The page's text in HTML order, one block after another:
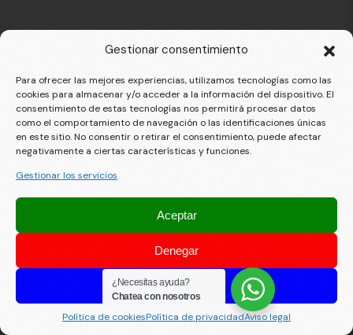
Gestionar consentimiento
Para ofrecer las mejores experiencias, utilizamos tecnologías como las
cookies para almacenar y/o acceder a la información del dispositivo. El
consentimiento de estas tecnologías nos permitirá procesar datos
como el comportamiento de navegación o las identificaciones únicas
en este sitio. No consentir o retirar el consentimiento, puede afectar
negativamente a ciertas características y funciones.
Gestionar los servicios
Aceptar
Denegar
Ver preferencias
Política de cookiesPolítica de privacidadAviso legal
¿Necesitas ayuda?
Chatea con nosotros